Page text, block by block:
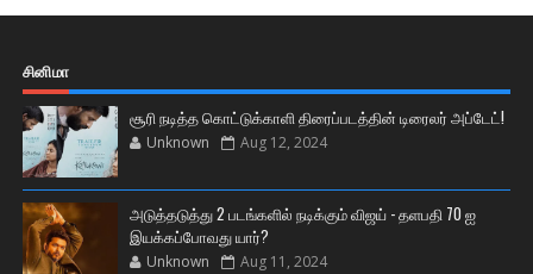
சினிமா
சூரி நடித்த கொட்டுக்காளி திரைப்படத்தின் டிரைலர் அப்டேட்!
Unknown Aug 12, 2024
அடுத்தடுத்து 2 படங்களில் நடிக்கும் விஜய் - தளபதி 70 ஐ
இயக்கப்போவது யார்?
Unknown Aug 11, 2024